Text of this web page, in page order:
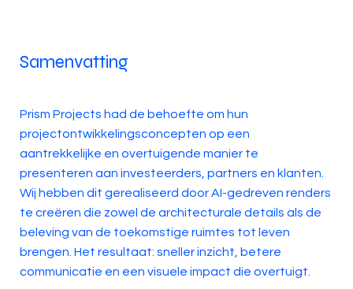
Samenvatting
Prism Projects had de behoefte om hun
projectontwikkelingsconcepten op een
aantrekkelijke en overtuigende manier te
presenteren aan investeerders, partners en klanten.
Wij hebben dit gerealiseerd door AI-gedreven renders
te creëren die zowel de architecturale details als de
beleving van de toekomstige ruimtes tot leven
brengen. Het resultaat: sneller inzicht, betere
communicatie en een visuele impact die overtuigt.